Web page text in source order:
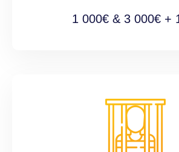
1 000€ & 3 000€ +